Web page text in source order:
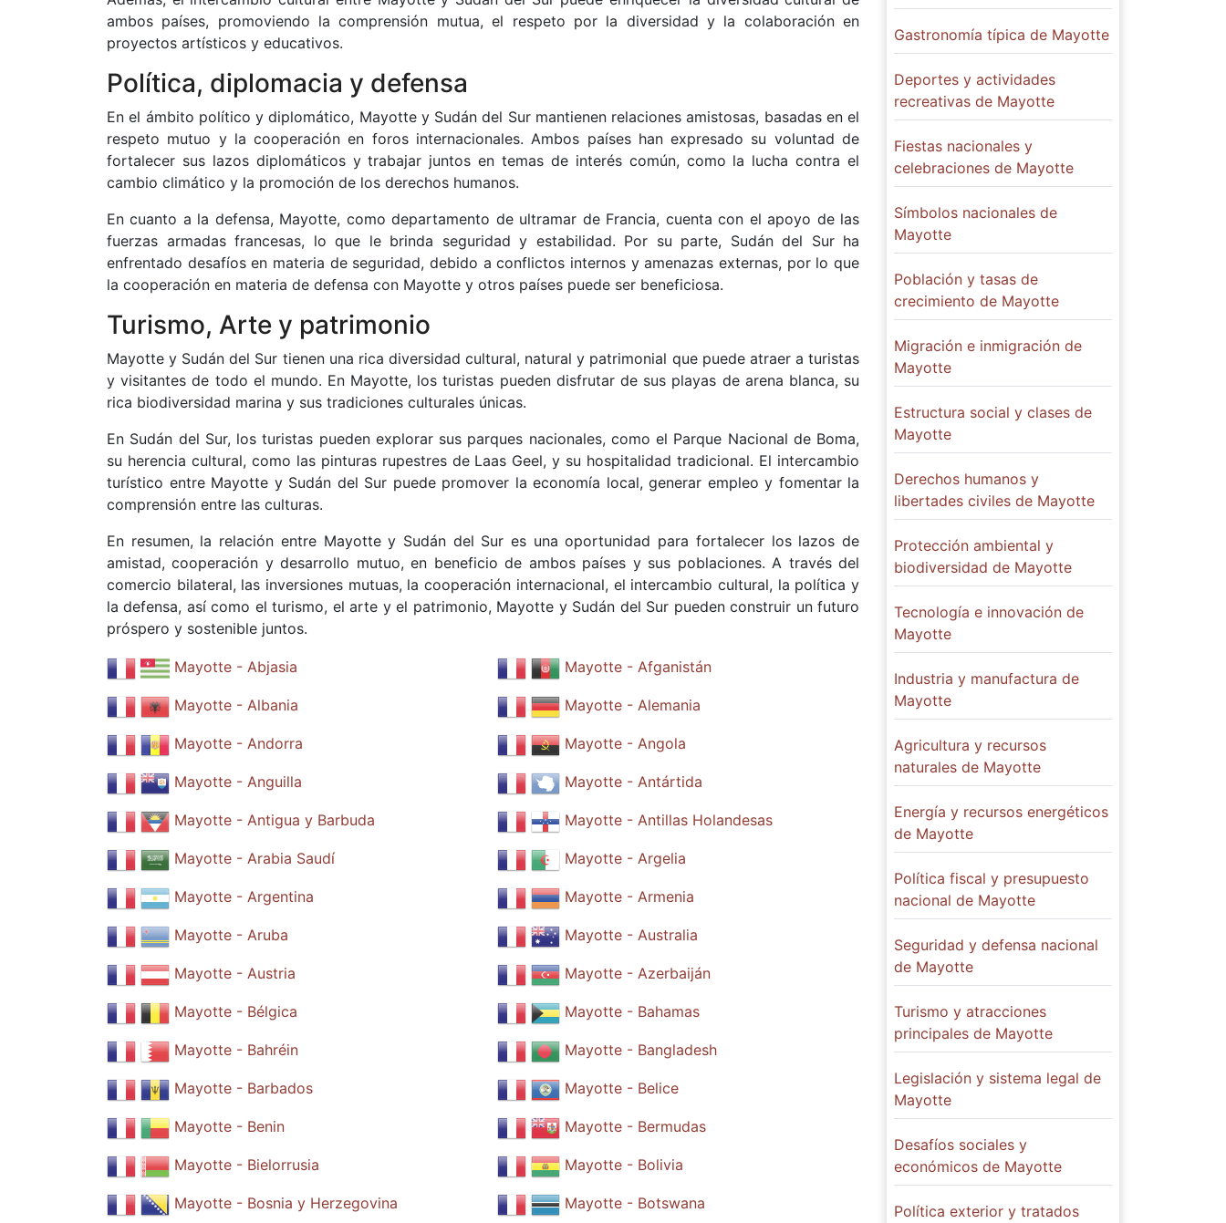
ambos países, promoviendo la comprensión mutua, el respeto por la diversidad y la colaboración en
proyectos artísticos y educativos.
Política, diplomacia y defensa
En el ámbito político y diplomático, Mayotte y Sudán del Sur mantienen relaciones amistosas, basadas en el
respeto mutuo y la cooperación en foros internacionales. Ambos países han expresado su voluntad de
fortalecer sus lazos diplomáticos y trabajar juntos en temas de interés común, como la lucha contra el
cambio climático y la promoción de los derechos humanos.
En cuanto a la defensa, Mayotte, como departamento de ultramar de Francia, cuenta con el apoyo de las
fuerzas armadas francesas, lo que le brinda seguridad y estabilidad. Por su parte, Sudán del Sur ha
enfrentado desafíos en materia de seguridad, debido a conflictos internos y amenazas externas, por lo que
la cooperación en materia de defensa con Mayotte y otros países puede ser beneficiosa.
Turismo, Arte y patrimonio
Mayotte y Sudán del Sur tienen una rica diversidad cultural, natural y patrimonial que puede atraer a turistas
y visitantes de todo el mundo. En Mayotte, los turistas pueden disfrutar de sus playas de arena blanca, su
rica biodiversidad marina y sus tradiciones culturales únicas.
En Sudán del Sur, los turistas pueden explorar sus parques nacionales, como el Parque Nacional de Boma,
su herencia cultural, como las pinturas rupestres de Laas Geel, y su hospitalidad tradicional. El intercambio
turístico entre Mayotte y Sudán del Sur puede promover la economía local, generar empleo y fomentar la
comprensión entre las culturas.
En resumen, la relación entre Mayotte y Sudán del Sur es una oportunidad para fortalecer los lazos de
amistad, cooperación y desarrollo mutuo, en beneficio de ambos países y sus poblaciones. A través del
comercio bilateral, las inversiones mutuas, la cooperación internacional, el intercambio cultural, la política y
la defensa, así como el turismo, el arte y el patrimonio, Mayotte y Sudán del Sur pueden construir un futuro
próspero y sostenible juntos.
Mayotte - Abjasia Mayotte - Afganistán
Mayotte - Albania Mayotte - Alemania
Mayotte - Andorra Mayotte - Angola
Mayotte - Anguilla Mayotte - Antártida
Mayotte - Antigua y Barbuda Mayotte - Antillas Holandesas
Mayotte - Arabia Saudí Mayotte - Argelia
Mayotte - Argentina Mayotte - Armenia
Mayotte - Aruba Mayotte - Australia
Mayotte - Austria Mayotte - Azerbaiján
Mayotte - Bélgica Mayotte - Bahamas
Mayotte - Bahréin Mayotte - Bangladesh
Mayotte - Barbados Mayotte - Belice
Mayotte - Benin Mayotte - Bermudas
Mayotte - Bielorrusia Mayotte - Bolivia
Mayotte - Bosnia y Herzegovina Mayotte - Botswana
Gastronomía típica de Mayotte
Deportes y actividades
recreativas de Mayotte
Fiestas nacionales y
celebraciones de Mayotte
Símbolos nacionales de
Mayotte
Población y tasas de
crecimiento de Mayotte
Migración e inmigración de
Mayotte
Estructura social y clases de
Mayotte
Derechos humanos y
libertades civiles de Mayotte
Protección ambiental y
biodiversidad de Mayotte
Tecnología e innovación de
Mayotte
Industria y manufactura de
Mayotte
Agricultura y recursos
naturales de Mayotte
Energía y recursos energéticos
de Mayotte
Política fiscal y presupuesto
nacional de Mayotte
Seguridad y defensa nacional
de Mayotte
Turismo y atracciones
principales de Mayotte
Legislación y sistema legal de
Mayotte
Desafíos sociales y
económicos de Mayotte
Política exterior y tratados